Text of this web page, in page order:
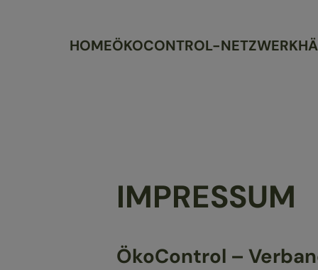
HOMEÖKOCONTROL-NETZWERK
IMPRESSUM
ÖkoControl –